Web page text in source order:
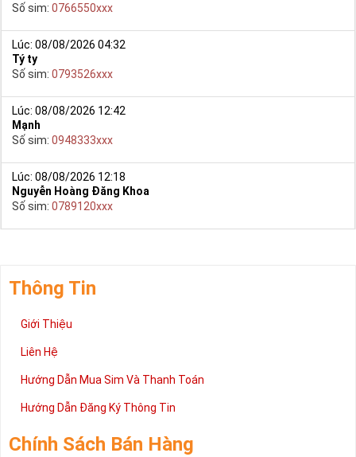
Số sim: 0766550xxx
Lúc: 08/08/2026 04:32
Tý ty
Số sim: 0793526xxx
Lúc: 08/08/2026 12:42
Mạnh
Số sim: 0948333xxx
Lúc: 08/08/2026 12:18
Nguyễn Hoàng Đăng Khoa
Số sim: 0789120xxx
Thông Tin
Giới Thiệu
Liên Hệ
Hướng Dẫn Mua Sim Và Thanh Toán
Hướng Dẫn Đăng Ký Thông Tin
Chính Sách Bán Hàng